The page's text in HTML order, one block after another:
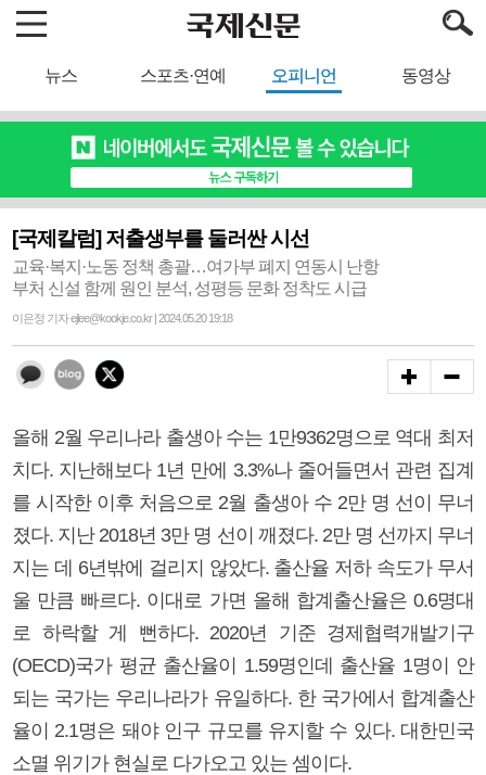
뉴스 스포츠·연예 오피니언 동영상
[국제칼럼] 저출생부를 둘러싼 시선
교육·복지·노동 정책 총괄…여가부 폐지 연동시 난항
부처 신설 함께 원인 분석, 성평등 문화 정착도 시급
이은정 기자 ejlee@kookje.co.kr | 2024.05.20 19:18
올해 2월 우리나라 출생아 수는 1만9362명으로 역대 최저
치다. 지난해보다 1년 만에 3.3%나 줄어들면서 관련 집계
를 시작한 이후 처음으로 2월 출생아 수 2만 명 선이 무너
졌다. 지난 2018년 3만 명 선이 깨졌다. 2만 명 선까지 무너
지는 데 6년밖에 걸리지 않았다. 출산율 저하 속도가 무서
울 만큼 빠르다. 이대로 가면 올해 합계출산율은 0.6명대
로 하락할 게 뻔하다. 2020년 기준 경제협력개발기구
(OECD)국가 평균 출산율이 1.59명인데 출산율 1명이 안
되는 국가는 우리나라가 유일하다. 한 국가에서 합계출산
율이 2.1명은 돼야 인구 규모를 유지할 수 있다. 대한민국
소멸 위기가 현실로 다가오고 있는 셈이다.